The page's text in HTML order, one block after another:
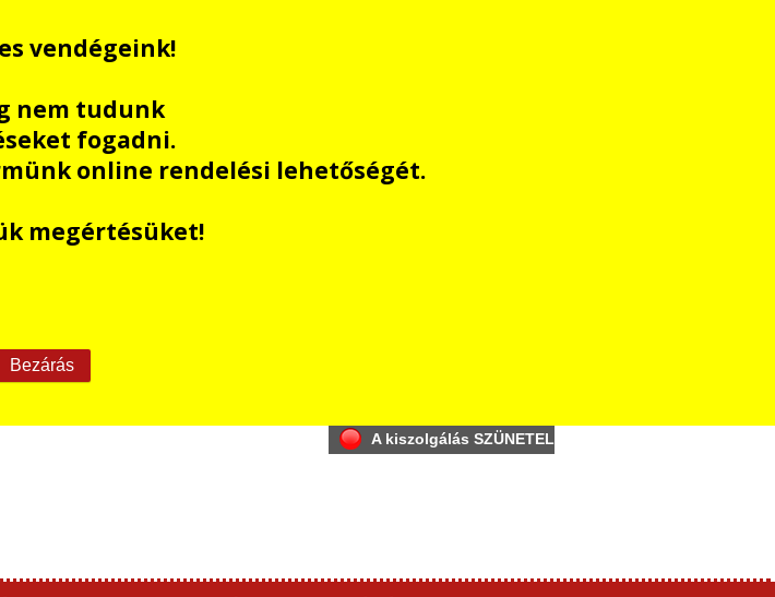
vendégeink!
nem tudunk
fogadni.
online rendelési lehetőségét.
megértésüket!
A kiszolgálás SZÜNETEL